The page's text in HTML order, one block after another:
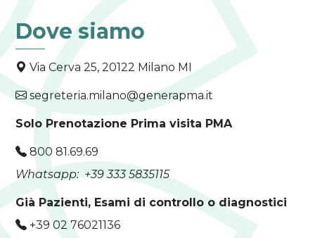
Dove siamo
Via Cerva 25, 20122 Milano MI
segreteria.milano@generapma.it
Solo Prenotazione Prima visita PMA
800 81.69.69
Whatsapp:+39333 5835115
Già Pazienti, Esami di controllo o diagnostici
+39 02 76021136